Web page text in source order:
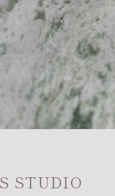
STUDIO